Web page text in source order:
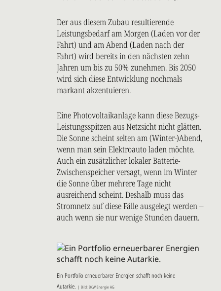
Der aus diesem Zubau resultierende
Leistungsbedarf am Morgen (Laden vor der
Fahrt) und am Abend (Laden nach der
Fahrt) wird bereits in den nächsten zehn
Jahren um bis zu 50% zunehmen. Bis 2050
wird sich diese Entwicklung nochmals
markant akzentuieren.
Eine Photovoltaikanlage kann diese Bezugs-
Leistungsspitzen aus Netzsicht nicht glätten.
Die Sonne scheint selten am (Winter-)Abend,
wenn man sein Elektroauto laden möchte.
Auch ein zusätzlicher lokaler Batterie-
Zwischenspeicher versagt, wenn im Winter
die Sonne über mehrere Tage nicht
ausreichend scheint. Deshalb muss das
Stromnetz auf diese Fälle ausgelegt werden –
auch wenn sie nur wenige Stunden dauern.
Ein Portfolio erneuerbarer Energien schafft noch keine
Autarkie. | Bild: BKW Energie AG